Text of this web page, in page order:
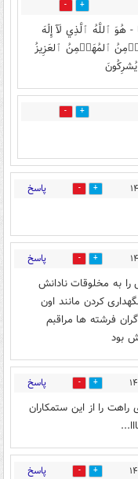
18
- هُوَ ٱللَّهُ ٱلَّذِي لَآ إِلَٰهَ
ٱلمُهَيۡمِنُ ٱلعَزِيزُ
4
20 پاسخ
16 پاسخ
را به مخلوقات نادانش
کردن مانند اون
فرشته ها مراقبم
بود
12 پاسخ
را از این ستمکاران
2 پاسخ